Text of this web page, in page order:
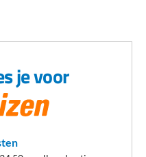
je voor